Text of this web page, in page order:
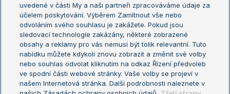
US Open
Turnaj mistrů
Turnaj mistryň
Aktualní trendy
Fotbalové přestupy
Livesport Daily
uvedené v části My a naši partneři zpracováváme údaje za
účelem poskytování. Výběrem Zamítnout vše nebo
odvoláním svého souhlasu je zakážete. Pokud jsou
sledovací technologie zakázány, některé zobrazené
obsahy a reklamy pro vás nemusí být tolik relevantní. Tuto
nabídku můžete kdykoli znovu zobrazit a změnit své volby
nebo souhlas odvolat kliknutím na odkaz Řízení předvoleb
ve spodní části webové stránky. Vaše volby se projeví v
našem Internetová stránka. Další podrobnosti naleznete v